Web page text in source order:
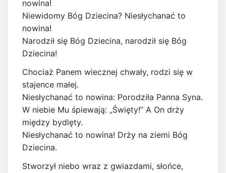
nowina!
Niewidomy Bóg Dziecina? Niesłychanać to
nowina!
Narodził się Bóg Dziecina, narodził się Bóg
Dziecina!
Chociaż Panem wiecznej chwały, rodzi się w
stajence małej.
Niesłychanać to nowina: Porodziła Panna Syna.
W niebie Mu śpiewają: „Święty!” A On drży
między bydlęty.
Niesłychanać to nowina! Drży na ziemi Bóg
Dziecina.
Stworzył niebo wraz z gwiazdami, słońce,